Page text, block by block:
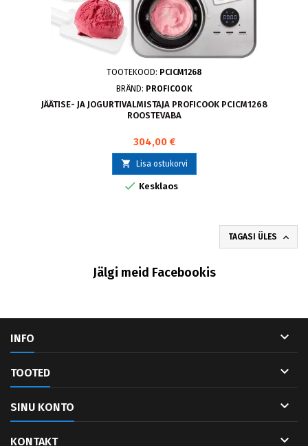
TOOTEKOOD: PCICM1268
BRÄND: PROFICOOK
JÄÄTISE- JA JOGURTIVALMISTAJA PROFICOOK PCICM1268
ROOSTEVABA
304,00 €
 Lisa ostukorvi
 Kesklaos
TAGASI ÜLES 
Jälgi meid Facebookis
INFO 
TOOTED 
SINU KONTO 
KONTAKT 